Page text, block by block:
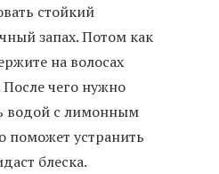
стойкий
запах. Потом как
на волосах
После чего нужно
водой с лимонным
поможет устранить
блеска.